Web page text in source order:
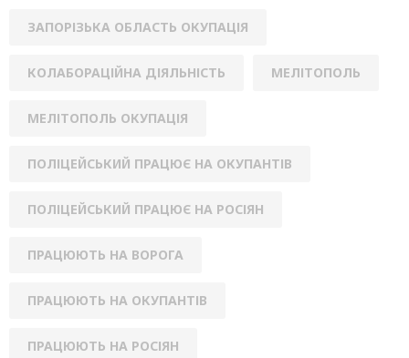
ЗАПОРІЗЬКА ОБЛАСТЬ ОКУПАЦІЯ
КОЛАБОРАЦІЙНА ДІЯЛЬНІСТЬ МЕЛІТОПОЛЬ
МЕЛІТОПОЛЬ ОКУПАЦІЯ
ПОЛІЦЕЙСЬКИЙ ПРАЦЮЄ НА ОКУПАНТІВ
ПОЛІЦЕЙСЬКИЙ ПРАЦЮЄ НА РОСІЯН
ПРАЦЮЮТЬ НА ВОРОГА
ПРАЦЮЮТЬ НА ОКУПАНТІВ
ПРАЦЮЮТЬ НА РОСІЯН